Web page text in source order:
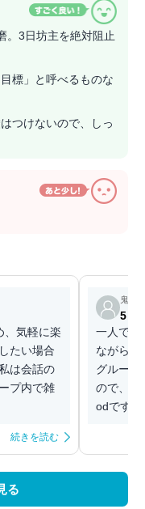
。3日坊主を絶対阻止
標」と呼べるものな
つけないので、しっ
、気軽に楽
たい場合
は会話の
プ内で雑
続きを読む
鬼山
5
一人で長
ながら継
グループ
ので、自
odです
る